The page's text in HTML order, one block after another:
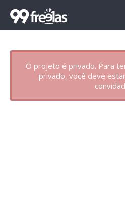
O projeto é privado. Para
privado, você deve